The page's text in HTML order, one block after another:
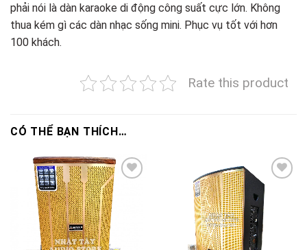
phải nói là dàn karaoke di động công suất cực lớn. Không
thua kém gì các dàn nhạc sống mini. Phục vụ tốt với hơn
100 khách.
Rate this product
CÓ THỂ BẠN THÍCH…
wishlist
Add to
wishlist